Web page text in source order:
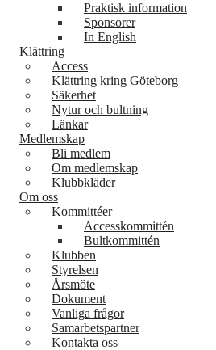
Praktisk information
Sponsorer
In English
Klättring
Access
Klättring kring Göteborg
Säkerhet
Nytur och bultning
Länkar
Medlemskap
Bli medlem
Om medlemskap
Klubbkläder
Om oss
Kommittéer
Accesskommittén
Bultkommittén
Klubben
Styrelsen
Årsmöte
Dokument
Vanliga frågor
Samarbetspartner
Kontakta oss